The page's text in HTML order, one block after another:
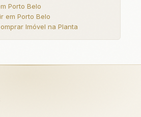
Porto Belo
em Porto Belo
Imóvel na Planta